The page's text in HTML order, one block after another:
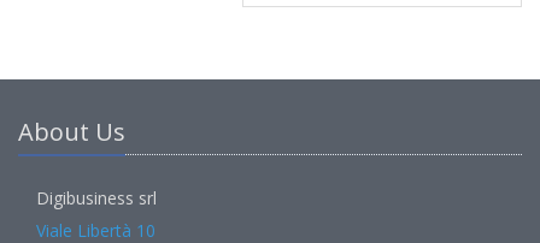
About Us
Digibusiness srl
Viale Libertà 10